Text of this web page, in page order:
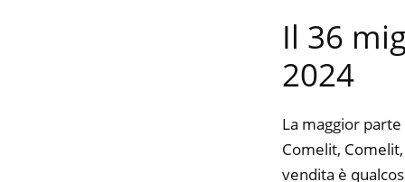
Il 36
2024
La maggior
Comelit,
vendita è